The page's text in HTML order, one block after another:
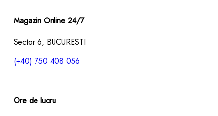
Magazin Online 24/7
Sector 6, BUCURESTI
(+40) 750 408 056
Ore de lucru